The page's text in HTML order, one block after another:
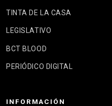
TINTA DE LA CASA
LEGISLATIVO
BCT BLOOD
PERIÓDICO DIGITAL
INFORMACIÓN